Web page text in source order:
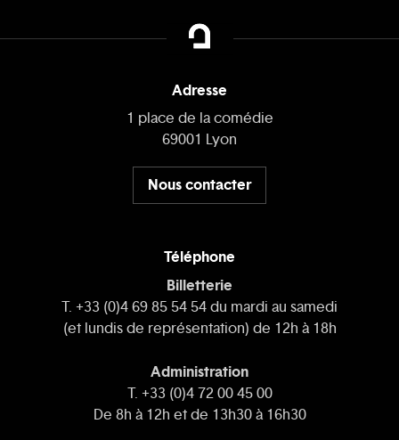
Adresse
1 place de la comédie
69001 Lyon
Nous contacter
Téléphone
Billetterie
T. +33 (0)4 69 85 54 54 du mardi au samedi
(et lundis de représentation) de 12h à 18h
Administration
T. +33 (0)4 72 00 45 00
De 8h à 12h et de 13h30 à 16h30